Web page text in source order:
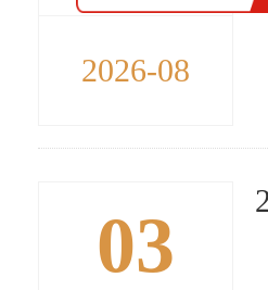
2026-08
03